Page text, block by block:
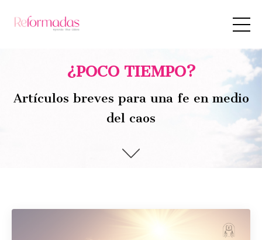
¿POCO TIEMPO?
Artículos breves para una fe en medio
del caos